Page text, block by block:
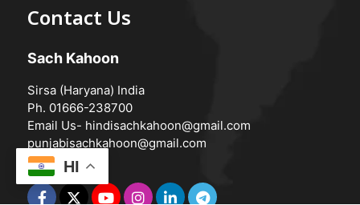
Contact Us
Sach Kahoon
Sirsa (Haryana) India
Ph. 01666-238700
Email Us- hindisachkahoon@gmail.com
punjabisachkahoon@gmail.com
HI